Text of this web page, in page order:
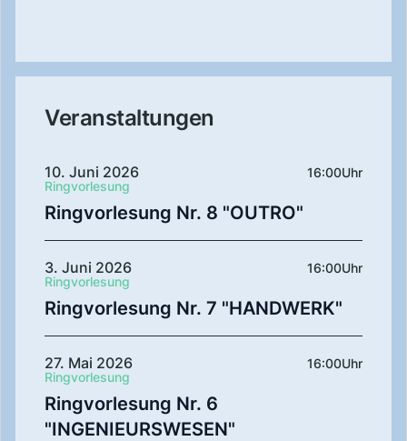
Veranstaltungen
10. Juni 2026 16:00Uhr
Ringvorlesung
Ringvorlesung Nr. 8 "OUTRO"
3. Juni 2026 16:00Uhr
Ringvorlesung
Ringvorlesung Nr. 7 "HANDWERK"
27. Mai 2026 16:00Uhr
Ringvorlesung
Ringvorlesung Nr. 6
"INGENIEURSWESEN"